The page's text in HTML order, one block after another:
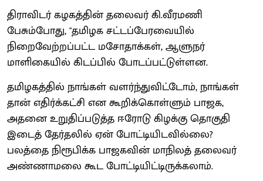
திராவிடர் கழகத்தின் தலைவர் கி.வீரமணி
பேசும்போது, "தமிழக சட்டப்பேரவையில்
நிறைவேற்றப்பட்ட மசோதாக்கள், ஆளுநர்
மாளிகையில் கிடப்பில் போடப்பட்டுள்ளன.
தமிழகத்தில் நாங்கள் வளர்ந்துவிட்டோம், நாங்கள்
தான் எதிர்க்கட்சி என கூறிக்கொள்ளும் பாஜக,
அதனை உறுதிப்படுத்த ஈரோடு கிழக்கு தொகுதி
இடைத் தேர்தலில் ஏன் போட்டியிடவில்லை?
பலத்தை நிரூபிக்க பாஜகவின் மாநிலத் தலைவர்
அண்ணாமலை கூட போட்டியிட்டிருக்கலாம்.